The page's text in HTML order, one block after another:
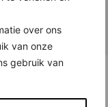
over ons
van onze
gebruik van
en